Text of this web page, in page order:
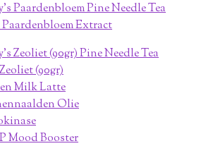
Paardenbloem Pine Needle Tea
Extract
Zeoliet (90gr) Pine Needle Tea
(90gr)
Milk Latte
Olie
Mood Booster